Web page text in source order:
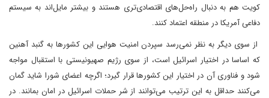
کویت هم به دنبال راه‌حل‌های اقتصادی‌تری هستند و بیشتر مایل‌اند به سیستم
دفاعی آمریکا در منطقه اعتماد کنند.
از سوی دیگر به نظر نمی‌رسد سپردن امنیت هوایی این کشورها به گنبد آهنین
که اساسا در اختیار اسرائیل است، از سوی رژیم صهیونیستی با استقبال مواجه
شود و فناوری آن در اختیار این کشورها قرار گیرد؛ اگرچه اعضای شورا شاید گمان
می‌کنند‌ حداقل به این ترتیب می‌توانند از شر حملات اسرائیل در امان بمانند. در